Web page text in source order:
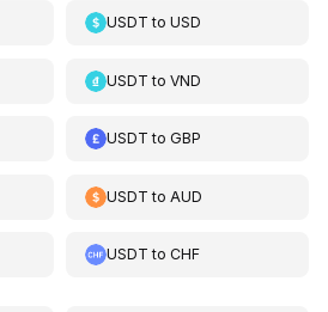
USDT toUSD
USDT toVND
USDT toGBP
USDT to AUD
USDT toCHF